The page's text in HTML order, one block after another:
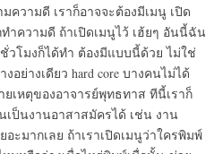
วามดี เราก็อาจจะต้องมีเมนู เปิด
ำความดี ถ้าเปิดเมนูไว้ เฮ้ยๆ อันนี้ฉัน
วโมงก็ได้ทำ ต้องมีแบบนี้ด้วย ไม่ใช่
อย่างเดียว hard core บางคนไม่ได้
ยเหตุของอาจารย์พุทธทาส ทีนี้เราก็
ป็นงานอาสาสมัครได้ เช่น งาน
ะมากเลย ถ้าเราเปิดเมนูว่าใครพิมพ์